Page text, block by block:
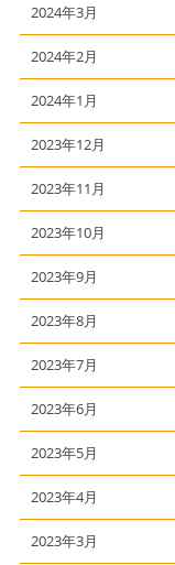
2024年3月
2024年2月
2024年1月
2023年12月
2023年11月
2023年10月
2023年9月
2023年8月
2023年7月
2023年6月
2023年5月
2023年4月
2023年3月